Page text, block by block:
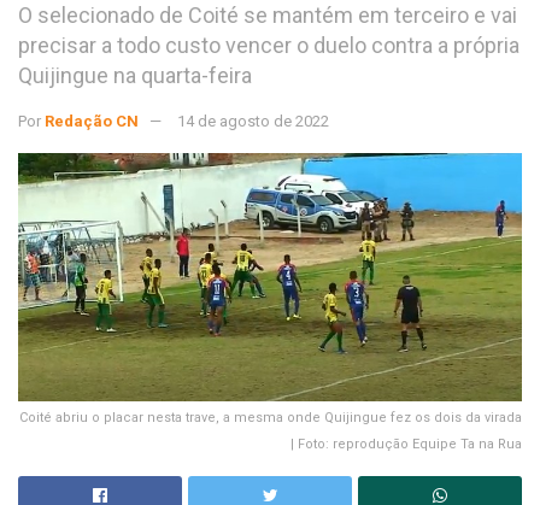
O selecionado de Coité se mantém em terceiro e vai
precisar a todo custo vencer o duelo contra a própria
Quijingue na quarta-feira
Por Redação CN 14 de agosto de 2022
Coité abriu o placar nesta trave, a mesma onde Quijingue fez os dois da virada
| Foto: reprodução Equipe Ta na Rua